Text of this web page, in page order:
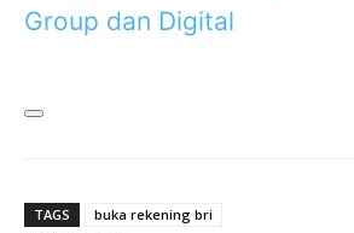
Group dan Digital
TAGS buka rekening bri